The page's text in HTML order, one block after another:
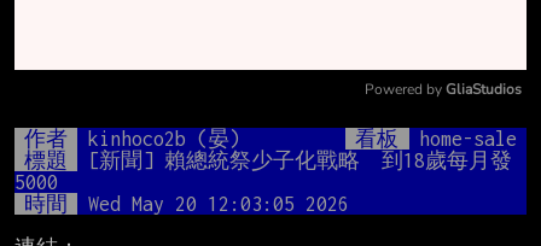
Mute
Powered by GliaStudios
作者 kinhoco2b (晏) 看板
home-sale
標題
[新聞] 賴總統祭少子化戰略  到18歲每月發
5000
時間
Wed May 20 12:03:05 2026